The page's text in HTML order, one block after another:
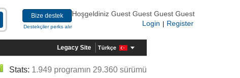
Bize destek
Destekçiler perks alır
Hoşgeldiniz Guest Guest Guest Guest
Login
Register
Legacy Site Türkçe
Stats: 1.949 programın 29.360 sürümü